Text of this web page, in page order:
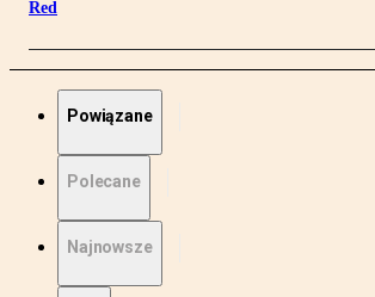
Red
Powiązane
Polecane
Najnowsze